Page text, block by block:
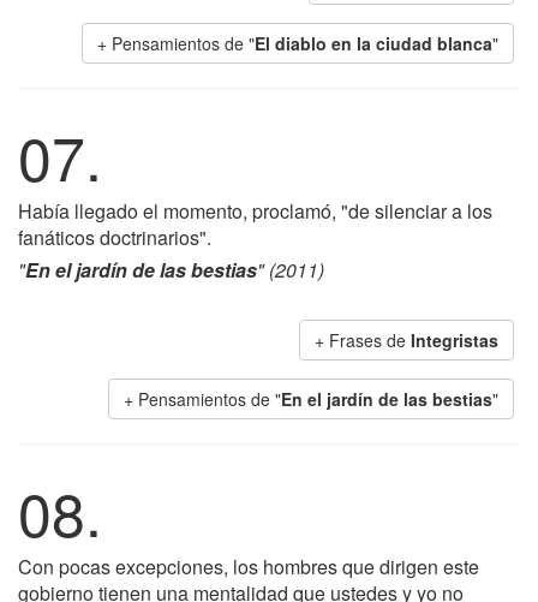
+ Pensamientos de "El diablo en la ciudad blanca"
07.
Había llegado el momento, proclamó, "de silenciar a los
fanáticos doctrinarios".
"En el jardín de las bestias" (2011)
+ Frases de Integristas
+ Pensamientos de "En el jardín de las bestias"
08.
Con pocas excepciones, los hombres que dirigen este
gobierno tienen una mentalidad que ustedes y yo no